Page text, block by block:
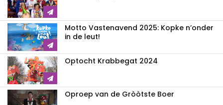
Motto Vastenavend 2025: Kopke n’onder
in de leut!
Optocht Krabbegat 2024
Oproep van de Gròòtste Boer